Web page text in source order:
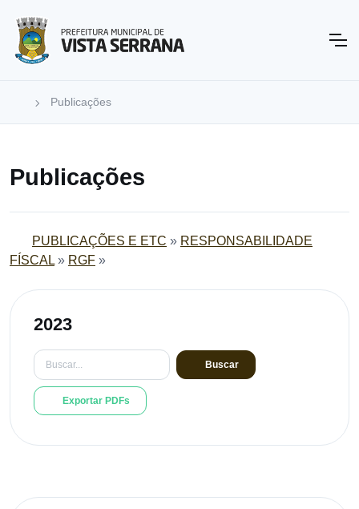
Publicações
Publicações
PUBLICAÇÕES E ETC » RESPONSABILIDADE
FÍSCAL » RGF »
2023
Buscar
Exportar PDFs